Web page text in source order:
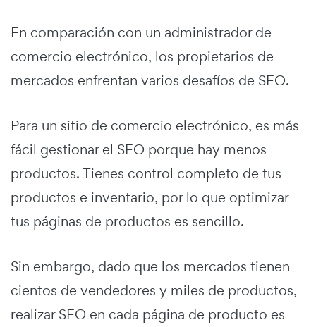
En comparación con un administrador de
comercio electrónico, los propietarios de
mercados enfrentan varios desafíos de SEO.
Para un sitio de comercio electrónico, es más
fácil gestionar el SEO porque hay menos
productos. Tienes control completo de tus
productos e inventario, por lo que optimizar
tus páginas de productos es sencillo.
Sin embargo, dado que los mercados tienen
cientos de vendedores y miles de productos,
realizar SEO en cada página de producto es